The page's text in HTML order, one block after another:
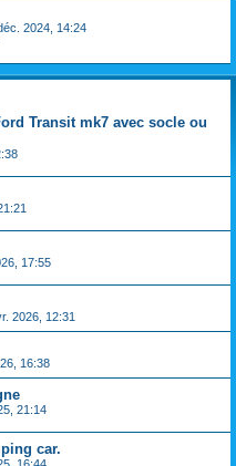
2024, 14:24
Transit mk7 avec socle ou
17:55
2026, 12:31
16:38
21:14
car.